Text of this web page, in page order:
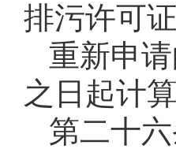
排污许可
重新申
之日起计算
第二十